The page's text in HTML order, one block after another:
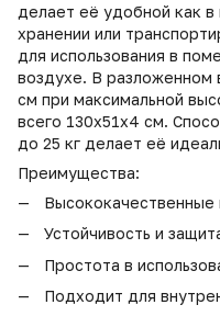
делает её удобной как в
хранении или
для использования в
воздухе. В разложенном
см при максимальной
всего 130х51х4 см.
до 25 кг делает её
Преимущества:
Высококачественные
Устойчивость и
Простота в
Подходит для